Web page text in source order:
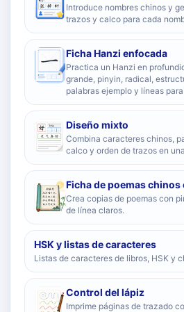
Introduce nombres chinos y
trazos y calco para cada
Ficha Hanzi enfocada
Practica un Hanzi en
grande, pinyin, radical,
palabras ejemplo y líneas
Diseño mixto
Combina caracteres chinos,
calco y orden de trazos en
Ficha de poemas
Crea copias de poemas con
de línea claros.
HSK y listas de caracteres
Listas de caracteres de libros, HSK y
Control del lápiz
Imprime páginas de trazado